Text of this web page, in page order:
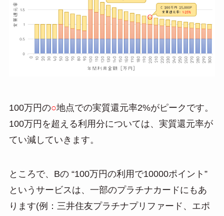
100万円の○地点での実質還元率2%がピークです。
100万円を超える利用分については、実質還元率が
てい減していきます。
ところで、Bの “100万円の利用で10000ポイント”
というサービスは、一部のプラチナカードにもあ
ります(例：三井住友プラチナプリファード、エポ